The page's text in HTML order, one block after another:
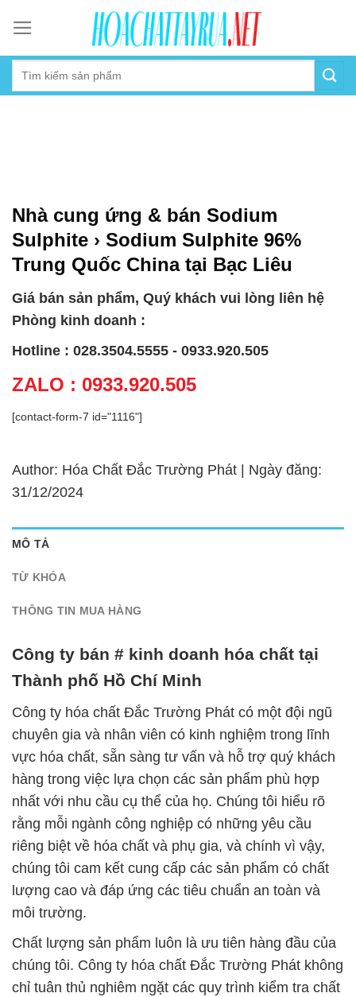
content
Nhà cung ứng & bán Sodium
Sulphite › Sodium Sulphite 96%
Trung Quốc China tại Bạc Liêu
Giá bán sản phẩm, Quý khách vui lòng liên hệ
Phòng kinh doanh :
Hotline : 028.3504.5555 - 0933.920.505
ZALO : 0933.920.505
[contact-form-7 id="1116"]
Author: Hóa Chất Đắc Trường Phát | Ngày đăng:
31/12/2024
MÔ TẢ
TỪ KHÓA
THÔNG TIN MUA HÀNG
Công ty bán # kinh doanh hóa chất tại
Thành phố Hồ Chí Minh
Công ty hóa chất Đắc Trường Phát có một đội ngũ
chuyên gia và nhân viên có kinh nghiệm trong lĩnh
vực hóa chất, sẵn sàng tư vấn và hỗ trợ quý khách
hàng trong việc lựa chọn các sản phẩm phù hợp
nhất với nhu cầu cụ thể của họ. Chúng tôi hiểu rõ
rằng mỗi ngành công nghiệp có những yêu cầu
riêng biệt về hóa chất và phụ gia, và chính vì vậy,
chúng tôi cam kết cung cấp các sản phẩm có chất
lượng cao và đáp ứng các tiêu chuẩn an toàn và
môi trường.
Chất lượng sản phẩm luôn là ưu tiên hàng đầu của
chúng tôi. Công ty hóa chất Đắc Trường Phát không
chỉ tuân thủ nghiêm ngặt các quy trình kiểm tra chất